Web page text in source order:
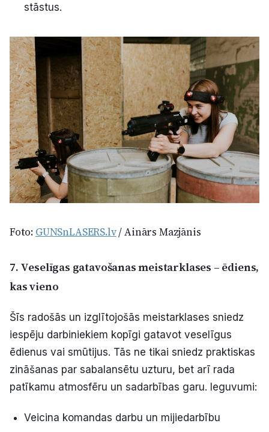
stāstus.
Foto: GUNSnLASERS.lv/ Ainārs Mazjānis
7. Veselīgas gatavošanas meistarklases – ēdiens,
kas vieno
Šīs radošās un izglītojošās meistarklases sniedz
iespēju darbiniekiem kopīgi gatavot veselīgus
ēdienus vai smūtijus. Tās ne tikai sniedz praktiskas
zināšanas par sabalansētu uzturu, bet arī rada
patīkamu atmosfēru un sadarbības garu. Ieguvumi:
Veicina komandas darbu un mijiedarbību